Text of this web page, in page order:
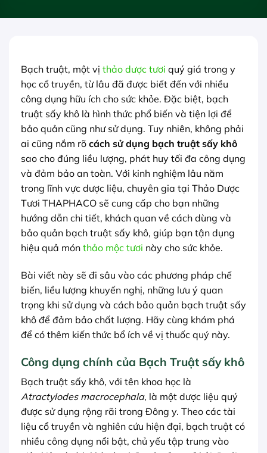
Bạch truật, một vị thảo dược tươi quý giá trong y
học cổ truyền, từ lâu đã được biết đến với nhiều
công dụng hữu ích cho sức khỏe. Đặc biệt, bạch
truật sấy khô là hình thức phổ biến và tiện lợi để
bảo quản cũng như sử dụng. Tuy nhiên, không phải
ai cũng nắm rõ cách sử dụng bạch truật sấy khô
sao cho đúng liều lượng, phát huy tối đa công dụng
và đảm bảo an toàn. Với kinh nghiệm lâu năm
trong lĩnh vực dược liệu, chuyên gia tại Thảo Dược
Tươi THAPHACO sẽ cung cấp cho bạn những
hướng dẫn chi tiết, khách quan về cách dùng và
bảo quản bạch truật sấy khô, giúp bạn tận dụng
hiệu quả món thảo mộc tươi này cho sức khỏe.
Bài viết này sẽ đi sâu vào các phương pháp chế
biến, liều lượng khuyến nghị, những lưu ý quan
trọng khi sử dụng và cách bảo quản bạch truật sấy
khô để đảm bảo chất lượng. Hãy cùng khám phá
để có thêm kiến thức bổ ích về vị thuốc quý này.
Công dụng chính của Bạch Truật sấy khô
Bạch truật sấy khô, với tên khoa học là
Atractylodes macrocephala, là một dược liệu quý
được sử dụng rộng rãi trong Đông y. Theo các tài
liệu cổ truyền và nghiên cứu hiện đại, bạch truật có
nhiều công dụng nổi bật, chủ yếu tập trung vào